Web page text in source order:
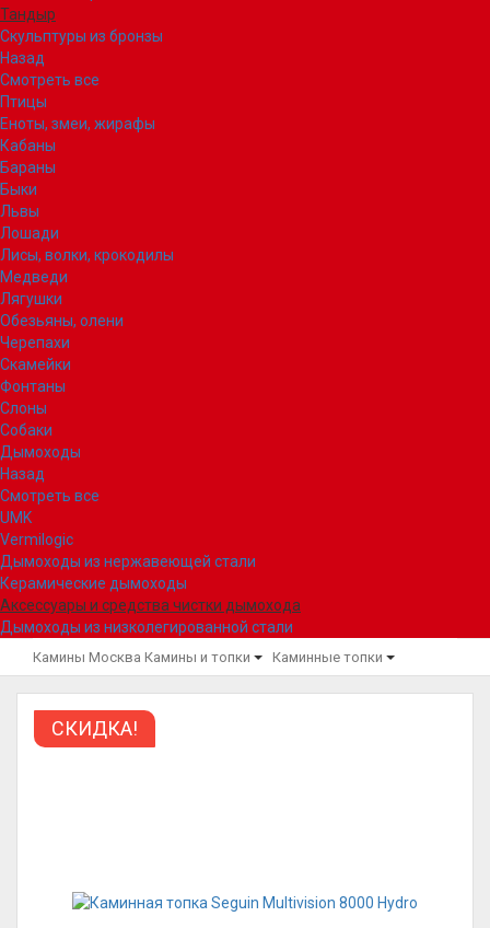
Тандыр
Скульптуры из бронзы
Назад
Смотреть все
Птицы
Еноты, змеи, жирафы
Кабаны
Бараны
Быки
Львы
Лошади
Лисы, волки, крокодилы
Медведи
Лягушки
Обезьяны, олени
Черепахи
Скамейки
Фонтаны
Слоны
Собаки
Дымоходы
Назад
Смотреть все
UMK
Vermilogic
Дымоходы из нержавеющей стали
Керамические дымоходы
Аксессуары и средства чистки дымохода
Дымоходы из низколегированной стали
Камины Москва Камины и топки Каминные топки
СКИДКА!